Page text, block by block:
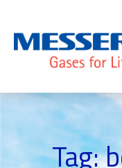
Tag: